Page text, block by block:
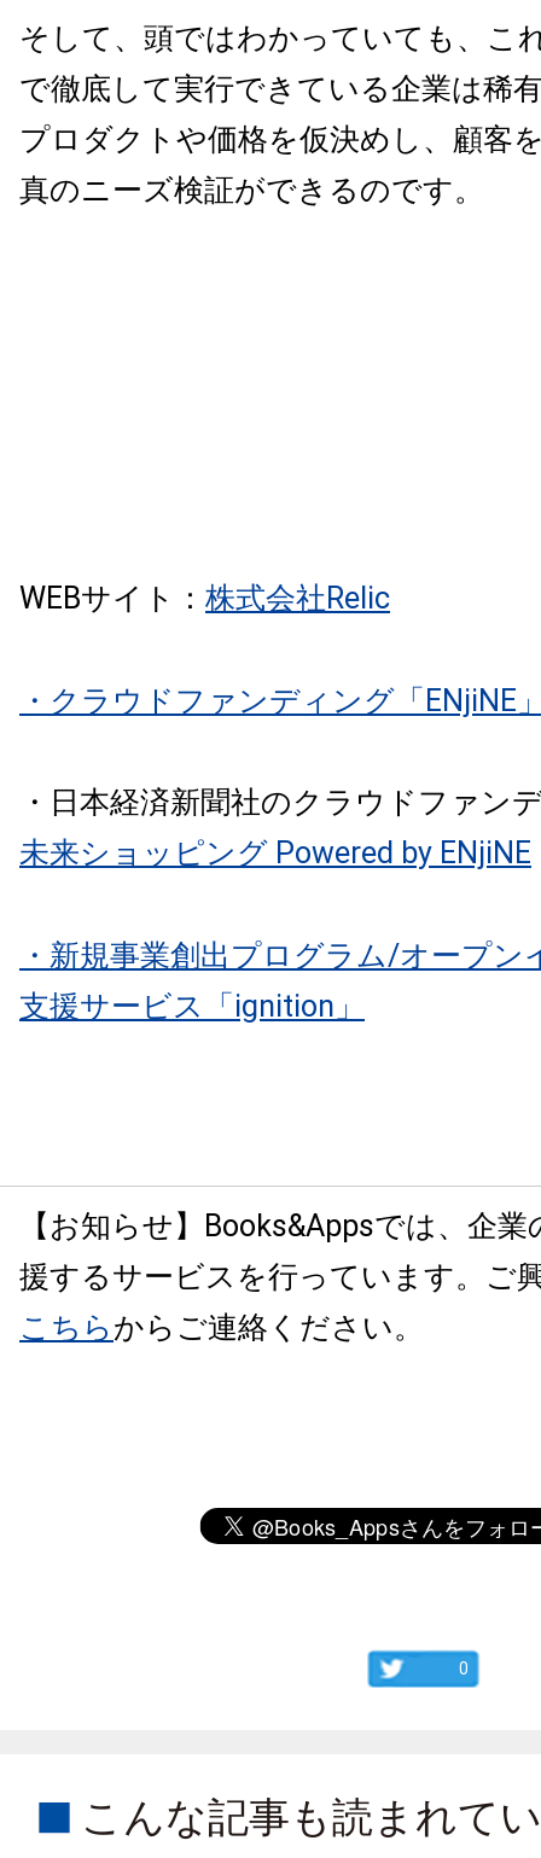
そして、頭ではわかっていても、こ
で徹底して実行できている企業は稀
プロダクトや価格を仮決めし、顧客
真のニーズ検証ができるのです。
WEBサイト： 株式会社Relic
・クラウドファンディング「ENjiNE
・日本経済新聞社のクラウドファン
未来ショッピング Powered by ENjiNE
・新規事業創出プログラム/オープン
支援サービス「ignition」
【お知らせ】Books&Appsでは、企
援するサービスを行っています。ご
こちら からご連絡ください。
0
こんな記事も読まれて